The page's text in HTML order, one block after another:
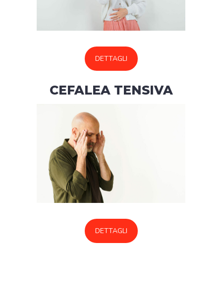
DETTAGLI
CEFALEA TENSIVA
DETTAGLI